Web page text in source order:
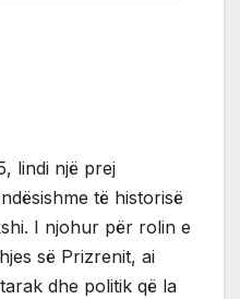
lindi një prej
të historisë
I njohur për rolin e
së Prizrenit, ai
dhe politik që la